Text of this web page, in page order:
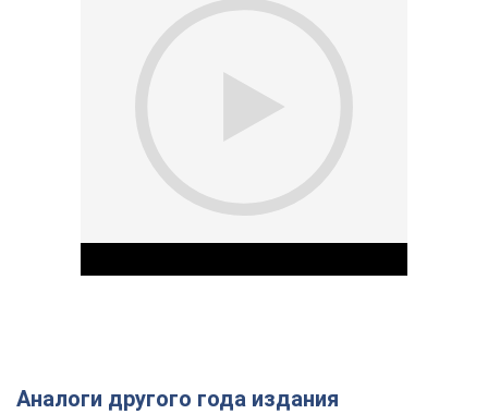
Play Video
Аналоги другого года издания